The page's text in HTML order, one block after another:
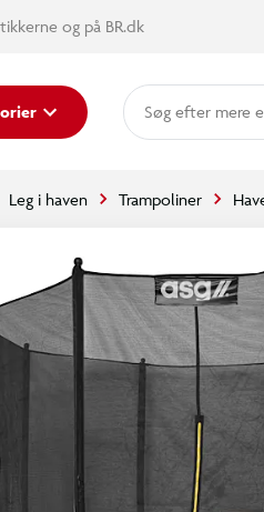
og på BR.dk
mere
Leg i haven Trampoliner